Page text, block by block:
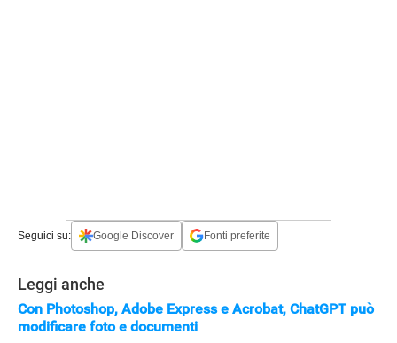
Seguici su: Google Discover Fonti preferite
Leggi anche
Con Photoshop, Adobe Express e Acrobat, ChatGPT può
modificare foto e documenti